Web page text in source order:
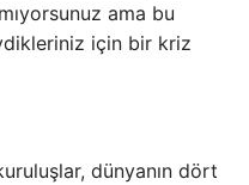
ama bu
için bir kriz
dünyanın dört